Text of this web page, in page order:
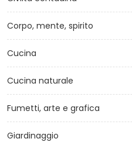
Corpo, mente, spirito
Cucina
Cucina naturale
Fumetti, arte e grafica
Giardinaggio